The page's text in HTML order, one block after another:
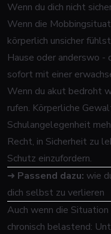
Wenn du dich nicht
Wenn die
körperlich unsicher
Hause oder anderswo -
sofort mit einer
Wenn du akut bedroht
rufen. Körperliche
Schulangelegenheit
Recht, in Sicherheit zu
Schutz einzufordern.
➜ Passend dazu: wie
dich selbst zu verlieren
Auch wenn die
chronisch belastend: